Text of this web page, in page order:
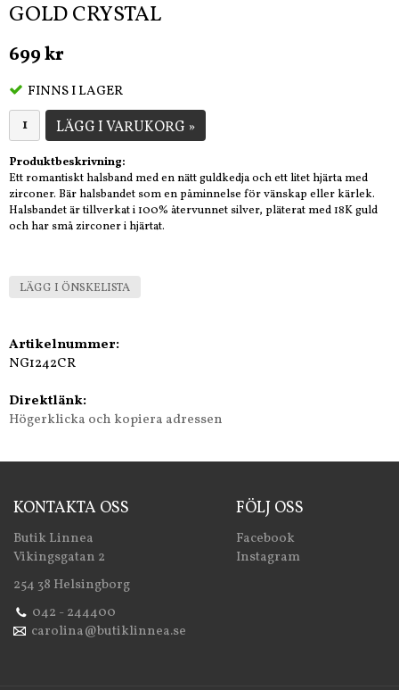
GOLD CRYSTAL
699 kr
FINNS I LAGER
LÄGG I VARUKORG »
Produktbeskrivning:
Ett romantiskt halsband med en nätt guldkedja och ett litet hjärta med
zirconer. Bär halsbandet som en påminnelse för vänskap eller kärlek.
Halsbandet är tillverkat i 100% återvunnet silver, pläterat med 18K guld
och har små zirconer i hjärtat.
LÄGG I ÖNSKELISTA
Artikelnummer:
NG1242CR
Direktlänk:
Högerklicka och kopiera adressen
KONTAKTA OSS
Butik Linnea
Vikingsgatan 2
254 38 Helsingborg
042 - 244400
carolina@butiklinnea.se
FÖLJ OSS
Facebook
Instagram